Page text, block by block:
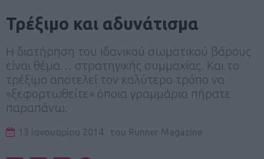
Τρέξιμο και αδυνάτισμα
Η διατήρηση του ιδανικού σωματικού βάρους
είναι θέμα… στρατηγικής συμμαχίας. Και το
τρέξιμο αποτελεί τον καλύτερο τρόπο να
«ξεφορτωθείτε» όποια γραμμάρια πήρατε
παραπάνω.
13 Ιανουαρίου 2014 του Runner Magazine